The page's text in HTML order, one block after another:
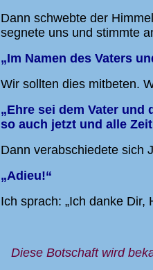
Dann schwebte der
segnete uns und stimmte
„Im Namen des Vaters
Wir sollten dies mitbeten.
„Ehre sei dem Vater und
so auch jetzt und alle
Dann verabschiedete sich
„Adieu!“
Ich sprach: „Ich danke
Diese Botschaft wird